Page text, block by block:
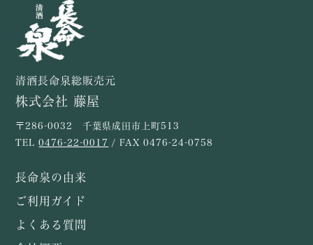
清酒長命泉総販売元
株式会社 藤屋
〒286-0032 千葉県成田市上町513
TEL0476-22-0017 / FAX 0476-24-0758
長命泉の由来
ご利用ガイド
よくある質問